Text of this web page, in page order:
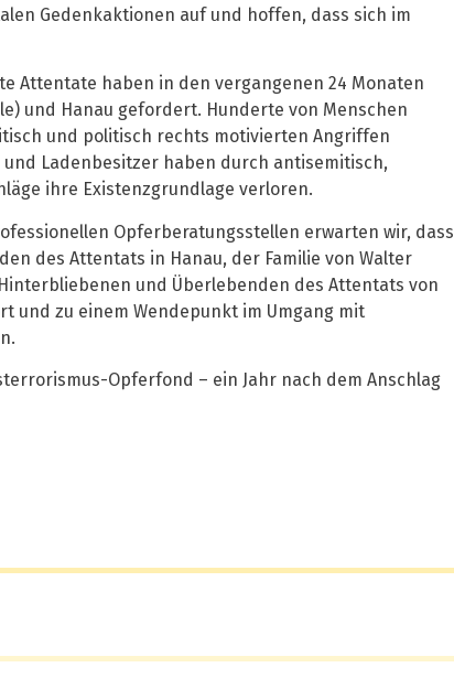
Gedenkaktionen auf und hoffen, dass sich im
Attentate haben in den vergangenen 24 Monaten
und Hanau gefordert. Hunderte von Menschen
und politisch rechts motivierten Angriffen
Ladenbesitzer haben durch antisemitisch,
ihre Existenzgrundlage verloren.
Opferberatungsstellen erwarten wir, dass
des Attentats in Hanau, der Familie von Walter
und Überlebenden des Attentats von
und zu einem Wendepunkt im Umgang mit
Opferfond – ein Jahr nach dem Anschlag